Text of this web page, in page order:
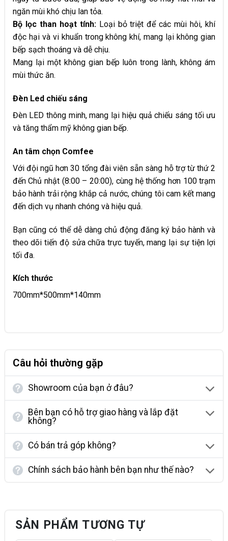
ngăn mùi khó chịu lan tỏa.
Bộ lọc than hoạt tính:Loại bỏ triệt để các mùi hôi, khí
độc hại và vi khuẩn trong không khí, mang lại không gian
bếp sạch thoáng và dễ chịu.​
Mang lại một không gian bếp luôn trong lành, không ám
mùi thức ăn.
Đèn Led chiếu sáng
Đèn LED thông minh, mang lại hiệu quả chiếu sáng tối ưu
và tăng thẩm mỹ không gian bếp.
An tâm chọn Comfee​
Với đội ngũ hơn 30 tổng đài viên sẵn sàng hỗ trợ từ thứ 2
đến Chủ nhật (8:00 – 20:00), cùng hệ thống hơn 100 trạm
bảo hành trải rộng khắp cả nước, chúng tôi cam kết mang
đến dịch vụ nhanh chóng và hiệu quả.
Bạn cũng có thể dễ dàng chủ động đăng ký bảo hành và
theo dõi tiến độ sửa chữa trực tuyến, mang lại sự tiện lợi
tối đa.​
Kích thước
700mm*500mm*140mm
Câu hỏi thường gặp
Showroom của bạn ở đâu?
Bên bạn có hỗ trợ giao hàng và lắp đặt
không?
Có bán trả góp không?
Chính sách bảo hành bên bạn như thế nào?
SẢN PHẨM TƯƠNG TỰ